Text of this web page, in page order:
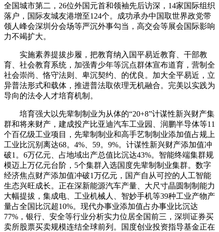
全国城市第二，26位外国元首和领袖先后访深，14家国际组织
落户，国际友城友港增至124个。成功承办中国取世界政党带
领人峰会深圳分会场等严沉外事勾当，高交会等展会国际影响
力不竭扩大。
实施素养提拔步履，把教育纳入国平易近教育、干部教
育、社会教育系统，加强青少年等沉点群体宣布道育，营制全
社会崇尚、恪守法则、卑沉契约、的优良。加大全平易近，立
异普法形式和载体，推进普法取依理无机融合。完美以实践为
导向的法令人才培育机制。
培育强大以先辈制制业为从体的“20+8”计谋性新兴财产集
群和将来财产，建成投产比亚迪汽车工业园、润鹏半导体等11
个百亿级工业项目，先辈制制业和高手艺制制业添加值占规上
工业比沉别离达68。4%、59。9%。计谋性新兴财产添加值冲
破1。6万亿元、占地域出产总值比沉达43%。智能终端集群规
模迈上万亿元台阶，5个集群入选国度先辈制制业集群。数字
经济焦点财产添加值冲破1万亿元，国产自从可控的人工智能
生态兴旺成长。正在深新能源汽车产量、大尺寸晶圆制制能力
大幅提拔，集成电、工业机械人、智妙手机等39种工业产物产
量占全国比沉超10%。现代办事业添加值占办事业比沉达
77%，银行、安全等行业分析实力位居全国前三，深圳证券买
卖所股票买卖规模连结全球前列。国度创业投资指导基金正在